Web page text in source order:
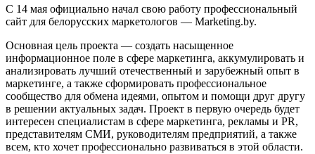
C 14 мая официально начал свою работу профессиональный
сайт для белорусских маркетологов — Marketing.by.
Основная цель проекта — создать насыщенное
информационное поле в сфере маркетинга, аккумулировать и
анализировать лучший отечественный и зарубежный опыт в
маркетинге, а также сформировать профессиональное
сообщество для обмена идеями, опытом и помощи друг другу
в решении актуальных задач. Проект в первую очередь будет
интересен специалистам в сфере маркетинга, рекламы и PR,
представителям СМИ, руководителям предприятий, а также
всем, кто хочет профессионально развиваться в этой области.